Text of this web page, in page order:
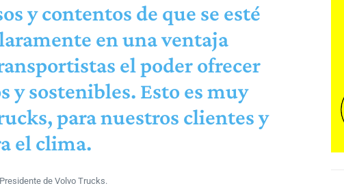
y contentos de que se esté
en una ventaja
el poder ofrecer
y sostenibles. Esto es muy
para nuestros clientes y
el clima.
de Volvo Trucks.